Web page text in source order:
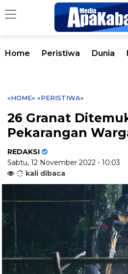
Home Peristiwa Dunia
«HOME» «PERISTIWA»
26 Granat
Pekarangan
REDAKSI
Sabtu, 12 November 2022 - 10:03
kali dibaca